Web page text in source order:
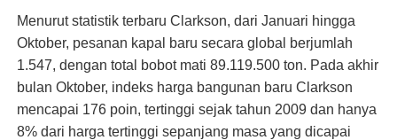
Menurut statistik terbaru Clarkson, dari Januari hingga
Oktober, pesanan kapal baru secara global berjumlah
1.547, dengan total bobot mati 89.119.500 ton. Pada akhir
bulan Oktober, indeks harga bangunan baru Clarkson
mencapai 176 poin, tertinggi sejak tahun 2009 dan hanya
8% dari harga tertinggi sepanjang masa yang dicapai